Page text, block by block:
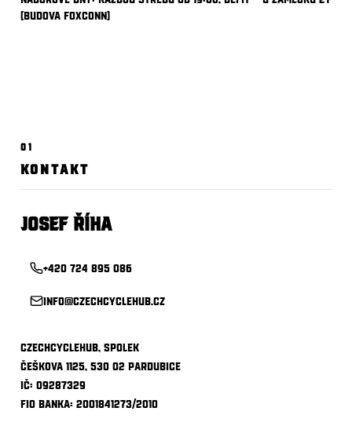
(budova Foxconn)
01
KONTAKT
Josef Říha
+420 724 895 086
info@czechcyclehub.cz
CzechCycleHub, spolek
Češkova 1125, 530 02 Pardubice
IČ: 09287329
Fio banka: 2001841273/2010